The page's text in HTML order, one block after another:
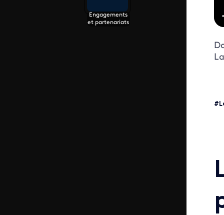
Engagements
et partenariats